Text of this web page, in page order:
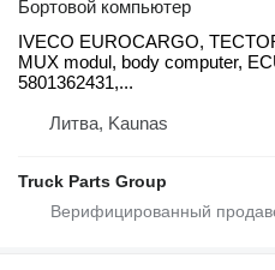
Бортовой компьютер
IVECO EUROCARGO,
MUX modul, body computer,
5801362431,...
Литва, Kaunas
Truck Parts Group